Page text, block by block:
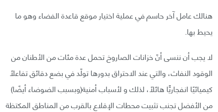
هنالك عامل آخر حاسم في عملية اختيار موقع قاعدة الفضاء وهو ما
يحيط بها.
لا يجب أن ننسى أنّ خزانات الصاروخ تحمل عدة مئات من الأطنان من
الوقود النفاث، والتي عند الاحتراق بدورها تولّد في بضع دقائق تفاعلًا
كيميائيًا انفجاريًّا هائلًا، لذلك و لأسباب أمنية(وبسبب الضوضاء أيضًا)
من الأفضل تجنب تثبيت محطات الإقلاع بالقرب من المناطق المكتظة